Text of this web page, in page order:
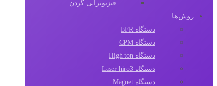
فیزیوتراپی گردن
روش‌ها
دستگاه BFR
دستگاه CPM
دستگاه High ton
دستگاه Laser hiro3
دستگاه Magnet